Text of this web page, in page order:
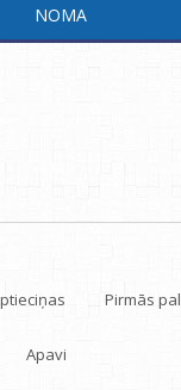
NOMA
Pirmās
Apavi